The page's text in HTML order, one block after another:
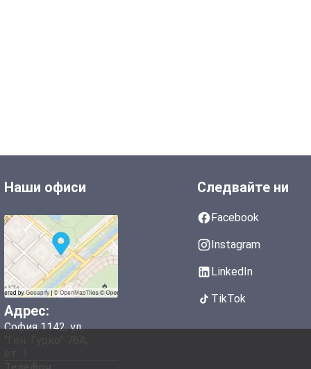
Наши офиси
Адрес:
София 1142, ул.
Следвайте ни
Facebook
Instagram
LinkedIn
TikTok